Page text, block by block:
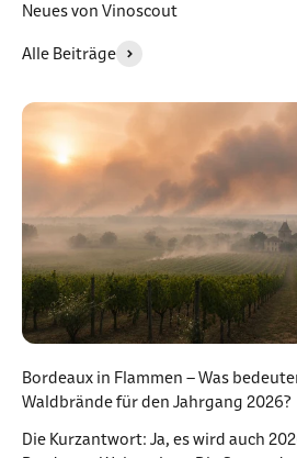
Neues von Vinoscout
Alle Beiträge
Bordeaux in Flammen – Was
Waldbrände für den Jahrgang 2026?
Die Kurzantwort: Ja, es wird auch